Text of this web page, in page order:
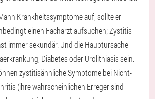
Krankheitssymptome auf, sollte er
einen Facharzt aufsuchen; Zystitis
immer sekundär. Und die Hauptursache
Diabetes oder Urolithiasis sein.
zystitisähnliche Symptome bei Nicht-
(ihre wahrscheinlichen Erreger sind